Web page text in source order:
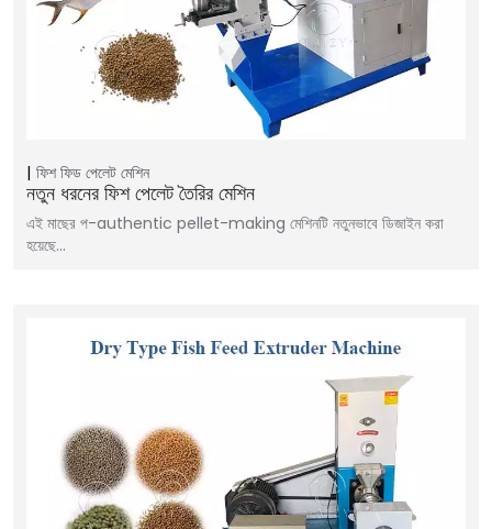
ফিশ ফিড পেলেট মেশিন
নতুন ধরনের ফিশ পেলেট তৈরির মেশিন
এই মাছের প-authentic pellet-making মেশিনটি নতুনভাবে ডিজাইন করা
হয়েছে...